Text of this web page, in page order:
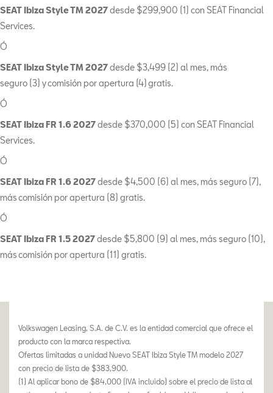
SEAT Ibiza Style TM 2027desde $299,900 (1) con SEAT Financial
Services.
Ó
SEAT Ibiza Style TM 2027desde $3,499 (2) al mes, más
seguro (3) ycomisión por apertura (4)gratis.
Ó
SEAT Ibiza FR 1.6 2027desde $370,000 (5) con SEAT Financial
Services.
Ó
SEAT Ibiza FR 1.6 2027desde $4,500 (6) al mes, más seguro (7),
máscomisión por apertura (8) gratis.
Ó
SEAT Ibiza FR 1.5 2027desde $5,800 (9) al mes, más seguro (10),
máscomisión por apertura (11) gratis.
Volkswagen Leasing, S.A. de C.V. es la entidad comercial que ofrece el
producto con la marca respectiva.
Ofertas limitadas a unidad Nuevo SEAT Ibiza Style TM modelo 2027
con precio de lista de $383,900.
(1) Al aplicar bono de $84,000 (IVA incluido) sobre el precio de lista al